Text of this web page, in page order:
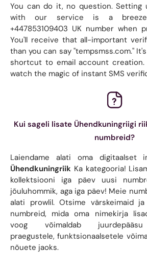
You can do it, no question. Setting
with our service is a
+447853109403 UK number when
You'll receive that all-important
than you can say "tempsmss.com."
shortcut to email account creation.
watch the magic of instant SMS
Kui sageli lisate Ühendkuningriigi
numbreid?
Laiendame alati oma digitaalset
Ühendkuningriik Ka kategooria!
kollektsiooni iga päev uusi
jõuluhommik, aga iga päev! Meie
alati prowlil. Otsime värskeimaid ja
numbreid, mida oma nimekirja
voog võimaldab juurdepääsu
praegustele, funktsionaalsetele
nõuete jaoks.